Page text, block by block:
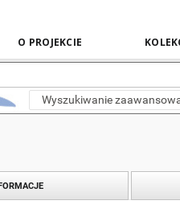
O PROJEKCIE
Wyszukiwanie